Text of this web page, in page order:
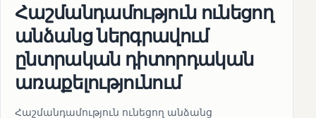
Հաշմանդամություն ունեցող
անձանց ներգրավում
ընտրական դիտորդական
առաքելությունում
Հաշմանդամություն ունեցող անձանց